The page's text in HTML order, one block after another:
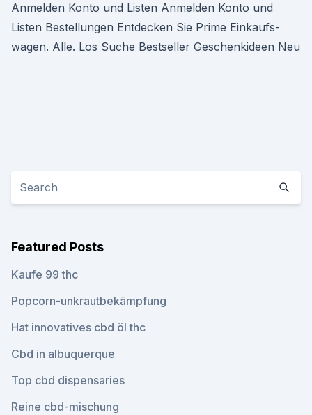
Anmelden Konto und Listen Anmelden Konto und
Listen Bestellungen Entdecken Sie Prime Einkaufs-
wagen. Alle. Los Suche Bestseller Geschenkideen Neu
Featured Posts
Kaufe 99 thc
Popcorn-unkrautbekämpfung
Hat innovatives cbd öl thc
Cbd in albuquerque
Top cbd dispensaries
Reine cbd-mischung